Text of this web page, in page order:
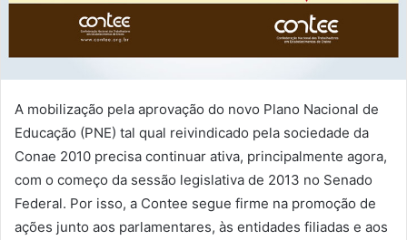
A mobilização pela aprovação do novo Plano Nacional de
Educação (PNE) tal qual reivindicado pela sociedade da
Conae 2010 precisa continuar ativa, principalmente agora,
com o começo da sessão legislativa de 2013 no Senado
Federal. Por isso, a Contee segue firme na promoção de
ações junto aos parlamentares, às entidades filiadas e aos